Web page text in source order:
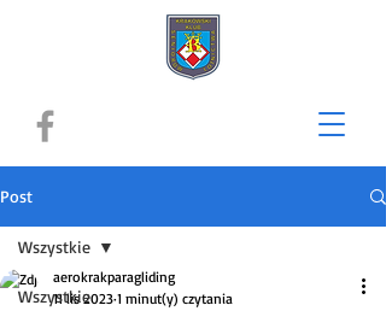
Post
Wszystkie
Wszystkie
aerokrakparagliding
11 lis 2023 1 minut(y) czytania